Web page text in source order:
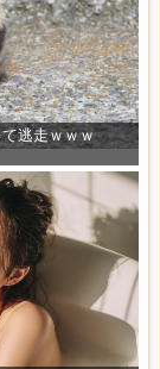
逃走ｗｗｗ